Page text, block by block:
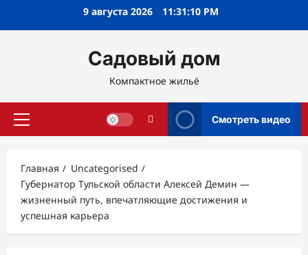
9 августа 2026 11:31:11 PM
Садовый дом
Компактное жильё
Основное
Смотреть видео
Главная
Uncategorised
Губернатор Тульской области Алексей Демин —
жизненный путь, впечатляющие достижения и
успешная карьера